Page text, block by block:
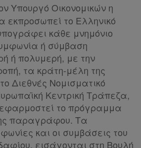
Υπουργό Οικονομικών η
εκπροσωπεί το Ελληνικό
κάθε μνημόνιο
ή σύμβαση
ή πολυμερή, με την
τα κράτη-μέλη της
Διεθνές Νομισματικό
Κεντρική Τράπεζα,
το πρόγραμμα
παραγράφου. Τα
και οι συμβάσεις του
εισάγονται στη Βουλή